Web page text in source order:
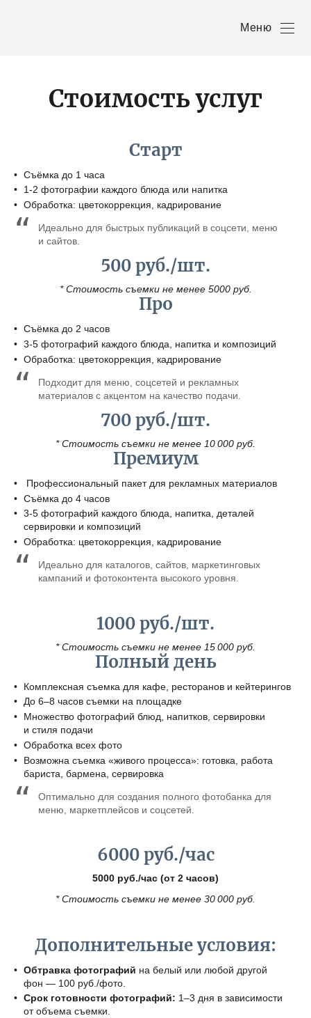
Меню
Стоимость услуг
Старт
Съёмка до 1 часа
1-2 фотографии каждого блюда или напитка
Обработка: цветокоррекция, кадрирование
Идеально для быстрых публикаций в соцсети, меню
и сайтов.
500 руб./шт.
* Стоимость съемки не менее 5000 руб.
Про
Съёмка до 2 часов
3-5 фотографий каждого блюда, напитка и композиций
Обработка: цветокоррекция, кадрирование
Подходит для меню, соцсетей и рекламных
материалов с акцентом на качество подачи.
700 руб./шт.
* Стоимость съемки не менее 10 000 руб.
Премиум
Профессиональный пакет для рекламных материалов
Съёмка до 4 часов
3-5 фотографий каждого блюда, напитка, деталей
сервировки и композиций
Обработка: цветокоррекция, кадрирование
Идеально для каталогов, сайтов, маркетинговых
кампаний и фотоконтента высокого уровня.
1000 руб./шт.
* Стоимость съемки не менее 15 000 руб.
Полный день
Комплексная съемка для кафе, ресторанов и кейтерингов
До 6–8 часов съемки на площадке
Множество фотографий блюд, напитков, сервировки
и стиля подачи
Обработка всех фото
Возможна съемка «живого процесса»: готовка, работа
бариста, бармена, сервировка
Оптимально для создания полного фотобанка для
меню, маркетплейсов и соцсетей.
6000 руб./час
5000 руб./час (от 2 часов)
* Стоимость съемки не менее 30 000 руб.
Дополнительные условия:
Обтравка фотографий на белый или любой другой
фон — 100 руб./фото.
Срок готовности фотографий: 1–3 дня в зависимости
от объема съемки.